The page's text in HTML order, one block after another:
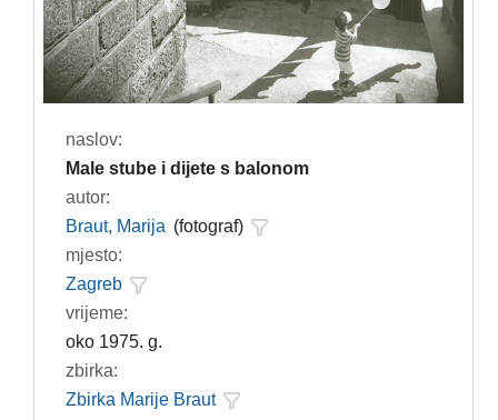
naslov:
Male stube i dijete s balonom
autor:
Braut, Marija (fotograf)
mjesto:
Zagreb
vrijeme:
oko 1975. g.
zbirka:
Zbirka Marije Braut